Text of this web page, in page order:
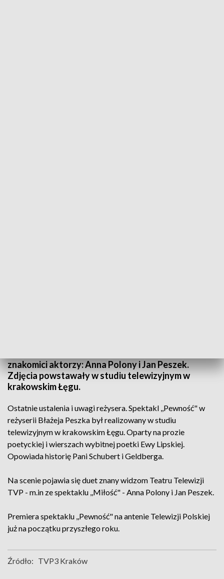
znakomici aktorzy: Anna Polony i Jan Peszek.
Zdjęcia powstawały w studiu telewizyjnym w
krakowskim Łęgu.
Ostatnie ustalenia i uwagi reżysera. Spektakl ,,Pewność" w
reżyserii Błażeja Peszka był realizowany w studiu
telewizyjnym w krakowskim Łęgu. Oparty na prozie
poetyckiej i wierszach wybitnej poetki Ewy Lipskiej.
Opowiada historię Pani Schubert i Geldberga.
Na scenie pojawia się duet znany widzom Teatru Telewizji
TVP - m.in ze spektaklu ,,Miłość" - Anna Polony i Jan Peszek.
Premiera spektaklu ,,Pewność" na antenie Telewizji Polskiej
już na początku przyszłego roku.
Źródło: TVP3 Kraków